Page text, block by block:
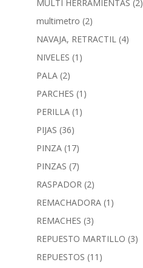
MULTI HERRAMIENTAS (2)
multimetro (2)
NAVAJA, RETRACTIL (4)
NIVELES (1)
PALA (2)
PARCHES (1)
PERILLA (1)
PIJAS (36)
PINZA (17)
PINZAS (7)
RASPADOR (2)
REMACHADORA (1)
REMACHES (3)
REPUESTO MARTILLO (3)
REPUESTOS (11)